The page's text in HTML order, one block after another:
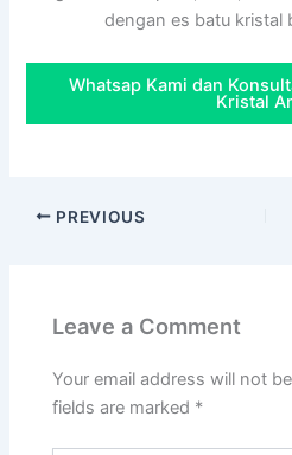
dengan es batu kristal
Whatsap Kami dan
Kristal
PREVIOUS
Leave a Comment
Your email address will not
fields are marked *